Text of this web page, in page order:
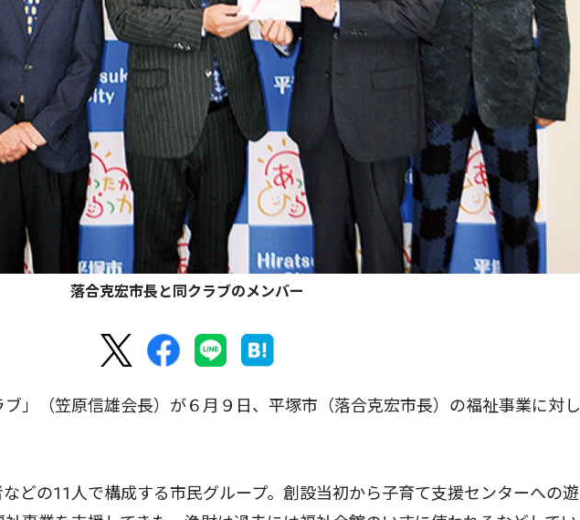
落合克宏市長と同クラブのメンバー
」（笠原信雄会長）が６月９日、平塚市（落合克宏市長）の福祉事業に対し
どの11人で構成する市民グループ。創設当初から子育て支援センターへの遊